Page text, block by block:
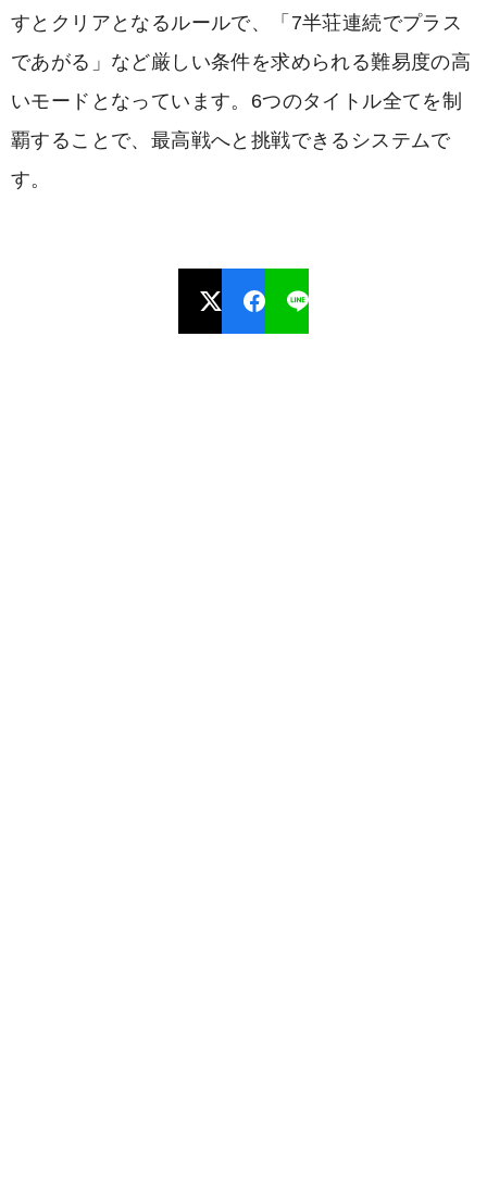
すとクリアとなるルールで、「7半荘連続でプラス
であがる」など厳しい条件を求められる難易度の高
いモードとなっています。6つのタイトル全てを制
覇することで、最高戦へと挑戦できるシステムで
す。